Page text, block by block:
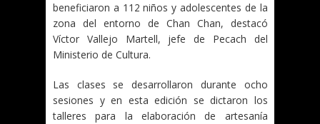
beneficiaron a 112 niños y adolescentes de la
zona del entorno de Chan Chan, destacó
Víctor Vallejo Martell, jefe de Pecach del
Ministerio de Cultura.
Las clases se desarrollaron durante ocho
sesiones y en esta edición se dictaron los
talleres para la elaboración de artesanía